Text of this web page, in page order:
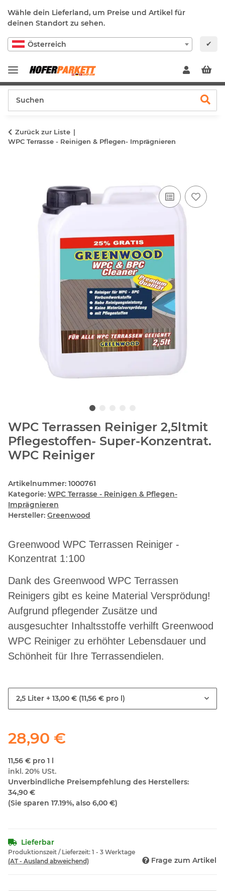
Wähle dein Lieferland, um Preise und Artikel für
deinen Standort zu sehen.
Österreich ✔
Zurück zur Liste
WPC Terrasse - Reinigen & Pflegen- Imprägnieren
WPC Terrassen Reiniger 2,5ltmit
Pflegestoffen- Super-Konzentrat.
WPC Reiniger
Artikelnummer: 1000761
Kategorie: WPC Terrasse - Reinigen & Pflegen-
Imprägnieren
Hersteller: Greenwood
Greenwood WPC Terrassen Reiniger -
Konzentrat 1:100
Dank des Greenwood WPC Terrassen
Reinigers gibt es keine Material Versprödung!
Aufgrund pflegender Zusätze und
ausgesuchter Inhaltsstoffe verhilft Greenwood
WPC Reiniger zu erhöhter Lebensdauer und
Schönheit für Ihre Terrassendielen.
2,5 Liter + 13,00 € (11,56 € pro l)
28,90 €
11,56 € pro 1 l
inkl. 20% USt.
Unverbindliche Preisempfehlung des Herstellers:
34,90 €
(Sie sparen 17.19%, also 6,00 €)
Lieferbar
Produktionszeit / Lieferzeit: 1 - 3 Werktage
(AT - Ausland abweichend)
Frage zum Artikel